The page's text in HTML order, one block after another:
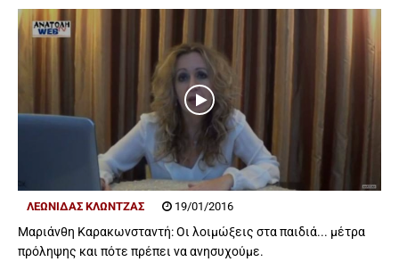
ΛΕΩΝΊΔΑΣ ΚΛΏΝΤΖΑΣ 19/01/2016
Μαριάνθη Καρακωνσταντή: Οι λοιμώξεις στα παιδιά... μέτρα
πρόληψης και πότε πρέπει να ανησυχούμε.